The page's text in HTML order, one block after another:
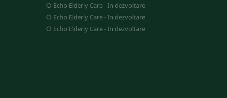
○ Echo Elderly Care-In dezvoltare
○ Echo Elderly Care-In dezvoltare
○ Echo Elderly Care-In dezvoltare